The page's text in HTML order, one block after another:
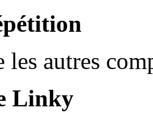
les autres
Linky